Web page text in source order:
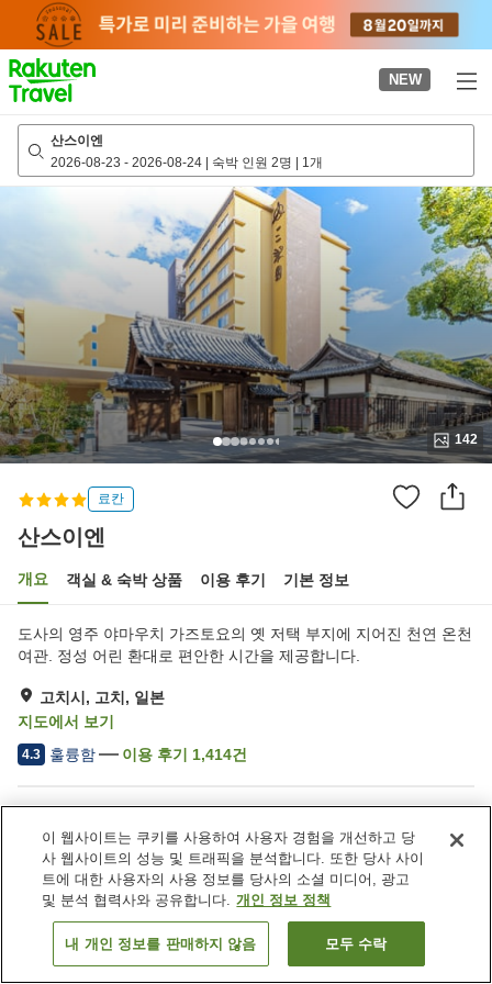
page
NEW
산스이엔
2026-08-23 - 2026-08-24 | 숙박 인원 2명 | 1개
142
료칸
산스이엔
개요 객실 & 숙박 상품 이용 후기 기본 정보
도사의 영주 야마우치 가즈토요의 옛 저택 부지에 지어진 천연 온천
여관. 정성 어린 환대로 편안한 시간을 제공합니다.
고치시, 고치, 일본
지도에서 보기
4.3 훌륭함 이용 후기 1,414건
주차장
사우나
스파 / 미용실
레스토랑
객실 보기
이 웹사이트는 쿠키를 사용하여 사용자 경험을 개선하고 당
사 웹사이트의 성능 및 트래픽을 분석합니다. 또한 당사 사이
트에 대한 사용자의 사용 정보를 당사의 소셜 미디어, 광고
및 분석 협력사와 공유합니다. 개인 정보 정책
내 개인 정보를 판매하지 않음 모두 수락